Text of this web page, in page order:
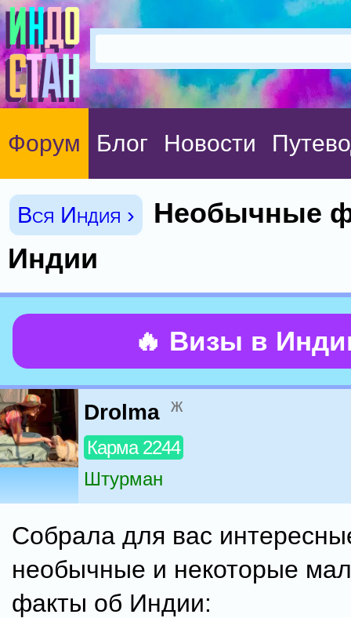
Форум Блог Новости
Вся Индия ›
Необычные
Индии
🔥 Визы в
Drolma ж
Карма 2244
Штурман
Собрала для вас
необычные и некоторые
факты об Индии: